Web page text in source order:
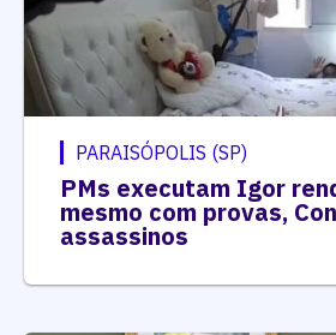
PARAISÓPOLIS (SP)
PMs executam Igor
mesmo com provas,
assassinos